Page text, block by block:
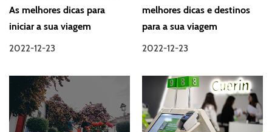
As melhores dicas para
iniciar a sua viagem
2022-12-23
melhores dicas e destinos
para a sua viagem
2022-12-23